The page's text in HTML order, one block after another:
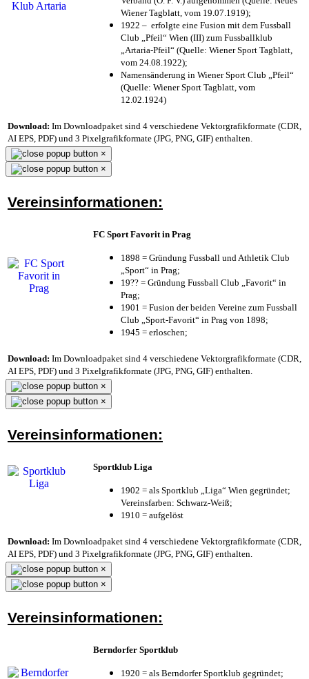
Wiener Tagblatt, vom 19.07.1919);
1922 – erfolgte eine Fusion mit dem Fussball
Club „Pfeil“ Wien (III) zum Fussballklub
„Artaria-Pfeil“ (Quelle: Wiener Sport Tagblatt,
vom 24.08.1922);
Namensänderung in Wiener Sport Club „Pfeil“
(Quelle: Wiener Sport Tagblatt, vom
12.02.1924)
Download: Im Downloadpaket sind 4 verschiedene Vektorgrafikformate (CDR,
AI EPS, PDF) und 3 Pixelgrafikformate (JPG, PNG, GIF) enthalten.
×
×
Vereinsinformationen:
FC Sport Favorit in Prag
1898 = Gründung Fussball und Athletik Club
„Sport“ in Prag;
19?? = Gründung Fussball Club „Favorit“ in
Prag;
1901 = Fusion der beiden Vereine zum Fussball
Club „Sport-Favorit“ in Prag von 1898;
1945 = erloschen;
Download: Im Downloadpaket sind 4 verschiedene Vektorgrafikformate (CDR,
AI EPS, PDF) und 3 Pixelgrafikformate (JPG, PNG, GIF) enthalten.
×
×
Vereinsinformationen:
Sportklub Liga
1902 = als Sportklub „Liga“ Wien gegründet;
Vereinsfarben: Schwarz-Weiß;
1910 = aufgelöst
Download: Im Downloadpaket sind 4 verschiedene Vektorgrafikformate (CDR,
AI EPS, PDF) und 3 Pixelgrafikformate (JPG, PNG, GIF) enthalten.
×
×
Vereinsinformationen:
Berndorfer Sportklub
1920 = als Berndorfer Sportklub gegründet;